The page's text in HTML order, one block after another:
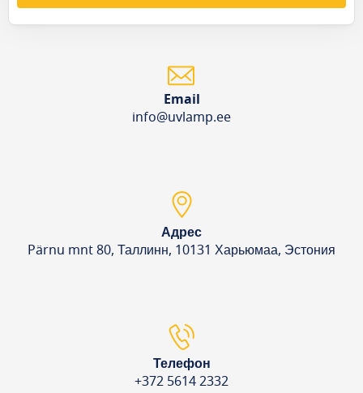
Email
info@uvlamp.ee
Адрес
Pärnu mnt 80, Таллинн, 10131 Харьюмаа, Эстония
Телефон
+372 5614 2332